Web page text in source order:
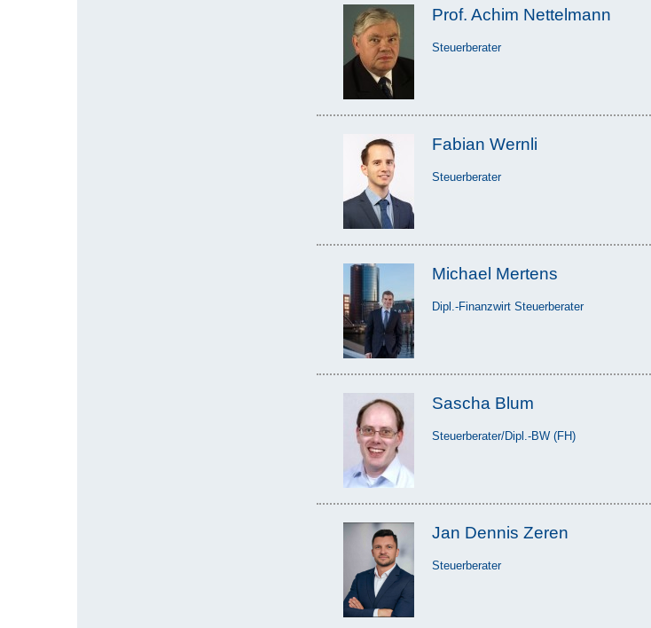
Prof. Achim Nettelmann
Steuerberater
Fabian Wernli
Steuerberater
Michael Mertens
Dipl.-Finanzwirt Steuerberater
Sascha Blum
Steuerberater/Dipl.-BW (FH)
Jan Dennis Zeren
Steuerberater